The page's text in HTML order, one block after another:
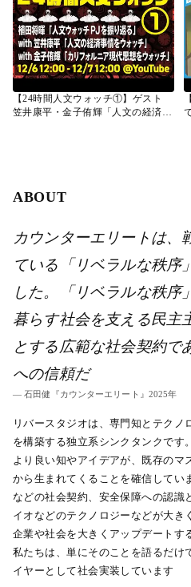
爆売れ商品実食【ランキング超分
析】
【24時間人文ウォッチ①】ゲスト
笠井康平・金子侑輝「人文の経済事
ABOUT
カウンターエリートは、
ている「リベラルな秩序
した。「リベラルな秩序
暮らす社会を支える民主
とする広範な社会契約で
への信頼だ
― 石田健『カウンターエリート』2025年
リバースタジオは、専門知とテクノ
を構築する独立系シンクタンクです
より良い知やアイデアが、既存のマ
から生まれてくることを確信してい
などの社会契約、安全保障への認識
イオなどのテクノロジーなどが大き
企業や社会を大きくアップデートす
私たちは、単にそのことを語るだけ
イヤーとして社会実装しています